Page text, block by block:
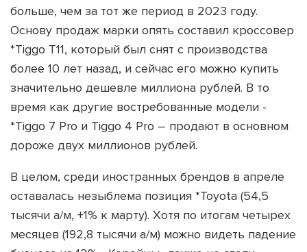
больше, чем за тот же период в 2023 году.
Основу продаж марки опять составил кроссовер
*Tiggo T11, который был снят с производства
более 10 лет назад, и сейчас его можно купить
значительно дешевле миллиона рублей. В то
время как другие востребованные модели -
*Tiggo 7 Prо и Tiggo 4 Pro – продают в основном
дороже двух миллионов рублей.
В целом, среди иностранных брендов в апреле
оставалась незыблема позиция *Toyota (54,5
тысячи а/м, +1% к марту). Хотя по итогам четырех
месяцев (192,8 тысячи а/м) можно видеть падение